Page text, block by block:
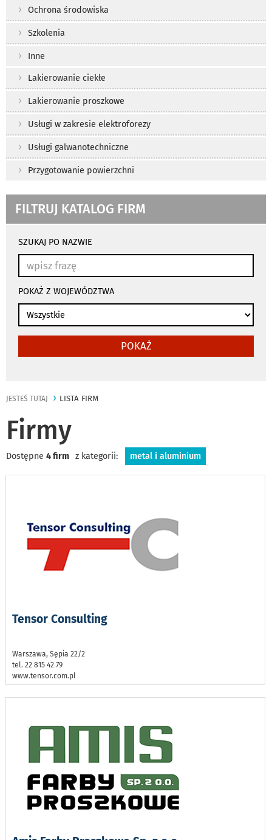
Ochrona środowiska
Szkolenia
Inne
Lakierowanie ciekłe
Lakierowanie proszkowe
Usługi w zakresie elektroforezy
Usługi galwanotechniczne
Przygotowanie powierzchni
FILTRUJ KATALOG FIRM
wyszukiwania
automatycznie
SZUKAJ PO NAZWIE
POKAŻ Z WOJEWÓDZTWA
POKAŻ
JESTEŚ TUTAJ LISTA FIRM
Firmy
Dostępne 4 firm z kategorii: metal i aluminium
Tensor Consulting
Warszawa, Sępia 22/2
tel. 22 815 42 79
www.tensor.com.pl